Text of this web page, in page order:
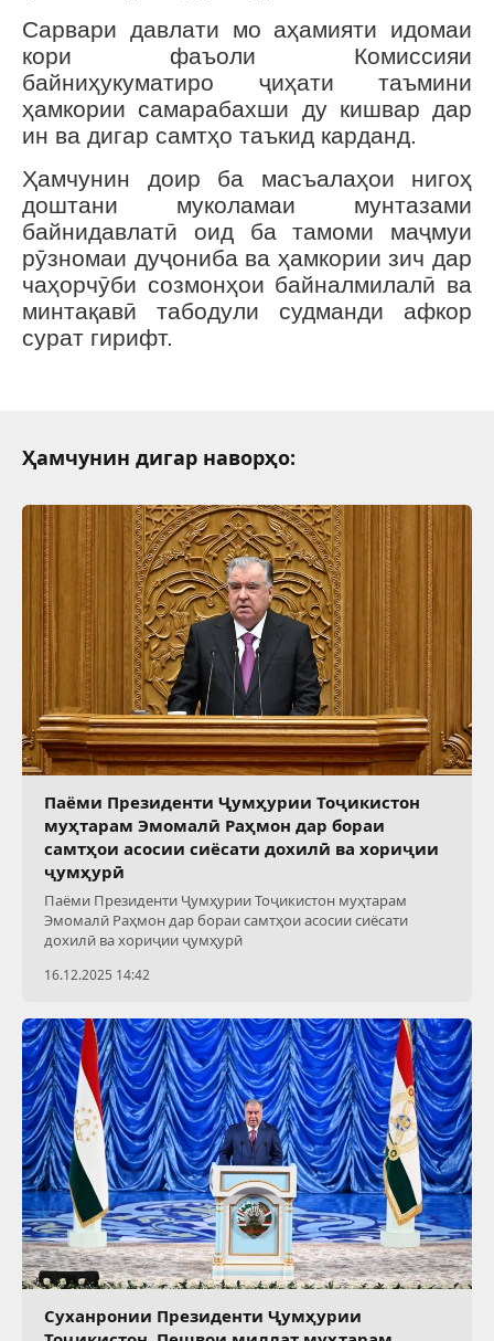
Сарвари давлати мо аҳамияти идомаи
кори фаъоли Комиссияи
байниҳукуматиро ҷиҳати таъмини
ҳамкории самарабахши ду кишвар дар
ин ва дигар самтҳо таъкид карданд.
Ҳамчунин доир ба масъалаҳои нигоҳ
доштани муколамаи мунтазами
байнидавлатӣ оид ба тамоми маҷмуи
рӯзномаи дуҷониба ва ҳамкории зич дар
чаҳорчӯби созмонҳои байналмилалӣ ва
минтақавӣ табодули судманди афкор
сурат гирифт.
Ҳамчунин дигар наворҳо:
Паёми Президенти Ҷумҳурии Тоҷикистон
муҳтарам Эмомалӣ Раҳмон дар бораи
самтҳои асосии сиёсати дохилӣ ва хориҷии
ҷумҳурӣ
Паёми Президенти Ҷумҳурии Тоҷикистон муҳтарам
Эмомалӣ Раҳмон дар бораи самтҳои асосии сиёсати
дохилӣ ва хориҷии ҷумҳурӣ
16.12.2025 14:42
Суханронии Президенти Ҷумҳурии